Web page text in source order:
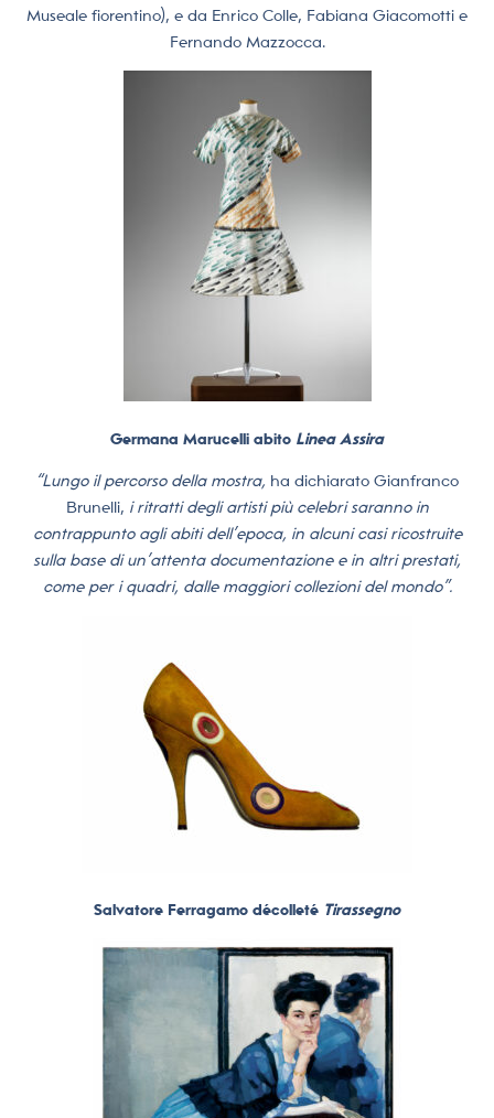
Museale fiorentino), e da Enrico Colle, Fabiana Giacomotti e
Fernando Mazzocca.
Germana Marucelli abito Linea Assira
“Lungo il percorso della mostra, ha dichiarato Gianfranco
Brunelli, i ritratti degli artisti più celebri saranno in
contrappunto agli abiti dell’epoca, in alcuni casi ricostruite
sulla base di un’attenta documentazione e in altri prestati,
come per i quadri, dalle maggiori collezioni del mondo”.
Salvatore Ferragamo décolleté Tirassegno